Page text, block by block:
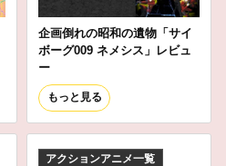
企画倒れの昭和の遺物「サイ
ボーグ009 ネメシス」レビュ
ー
もっと見る
アクションアニメ一覧